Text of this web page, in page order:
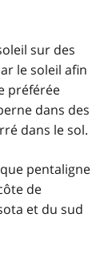
sur des
le soleil afin
préférée
dans des
dans le sol.
pentaligne
de
et du sud